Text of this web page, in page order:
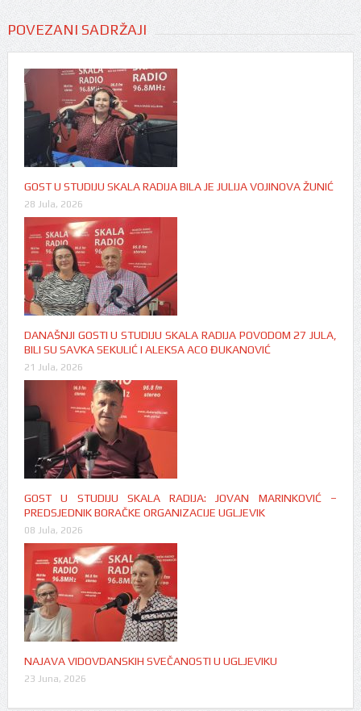
POVEZANI SADRŽAJI
GOST U STUDIJU SKALA RADIJA BILA JE JULIJA VOJINOVA ŽUNIĆ
28 Jula, 2026
DANAŠNJI GOSTI U STUDIJU SKALA RADIJA POVODOM 27 JULA,
BILI SU SAVKA SEKULIĆ I ALEKSA ACO ĐUKANOVIĆ
21 Jula, 2026
GOST U STUDIJU SKALA RADIJA: JOVAN MARINKOVIĆ –
PREDSJEDNIK BORAČKE ORGANIZACIJE UGLJEVIK
08 Jula, 2026
NAJAVA VIDOVDANSKIH SVEČANOSTI U UGLJEVIKU
23 Juna, 2026